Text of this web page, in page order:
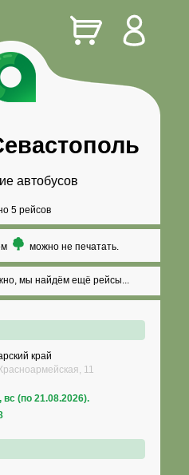
автобусов
5 рейсов
можно не печатать.
мы найдём ещё рейсы...
край
11
вс (по 21.08.2026).